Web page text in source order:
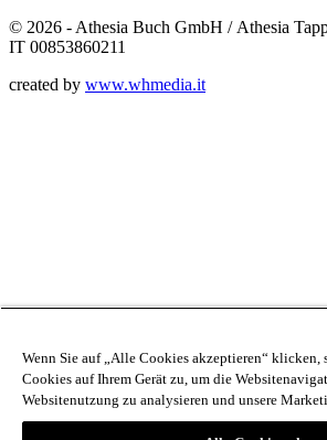
© 2026 - Athesia Buch GmbH / Athesia
IT 00853860211
created by www.whmedia.it
Wenn Sie auf „Alle Cookies akzeptieren“ klicken,
Cookies auf Ihrem Gerät zu, um die
Websitenutzung zu analysieren und unsere